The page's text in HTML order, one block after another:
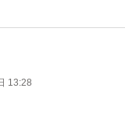
13:28